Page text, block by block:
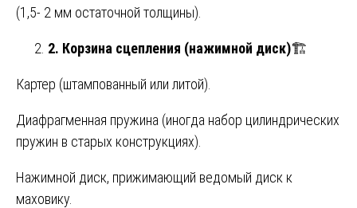
(1,5- 2 мм остаточной толщины).
2. Корзина сцепления (нажимной диск)🏗️
Картер (штампованный или литой).
Диафрагменная пружина (иногда набор цилиндрических
пружин в старых конструкциях).
Нажимной диск, прижимающий ведомый диск к
маховику.